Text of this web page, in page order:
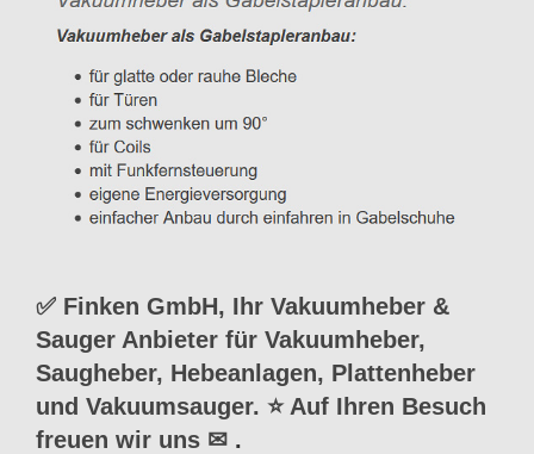
✅ Finken GmbH, Ihr Vakuumheber &
Sauger Anbieter für Vakuumheber,
Saugheber, Hebeanlagen, Plattenheber
und Vakuumsauger. ⭐ Auf Ihren Besuch
freuen wir uns ✉ .